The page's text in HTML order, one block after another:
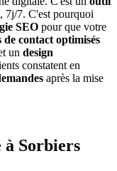
7j/7. C'est pourquoi
SEO pour que votre
contact optimisés
un design
constatent en
après la mise
à Sorbiers